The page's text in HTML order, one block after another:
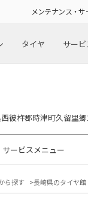
メンテナンス・
タイヤ サービ
彼杵郡時津町久留里
サービスメニュー
ら探す 長崎県のタイヤ館